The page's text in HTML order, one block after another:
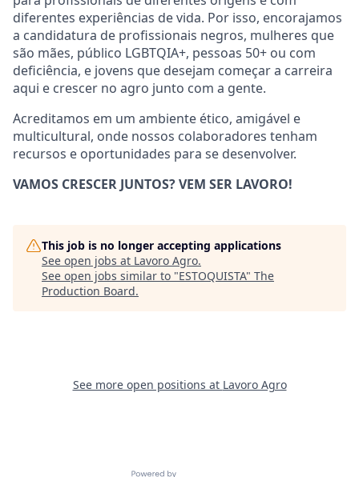
diferentes experiências de vida. Por isso, encorajamos
a candidatura de profissionais negros, mulheres que
são mães, público LGBTQIA+, pessoas 50+ ou com
deficiência, e jovens que desejam começar a carreira
aqui e crescer no agro junto com a gente.
Acreditamos em um ambiente ético, amigável e
multicultural, onde nossos colaboradores tenham
recursos e oportunidades para se desenvolver.
VAMOS CRESCER JUNTOS? VEM SER LAVORO!
This job is no longer accepting applications
See open jobs at Lavoro Agro.
See open jobs similar to "ESTOQUISTA" The
Production Board.
See more open positions at Lavoro Agro